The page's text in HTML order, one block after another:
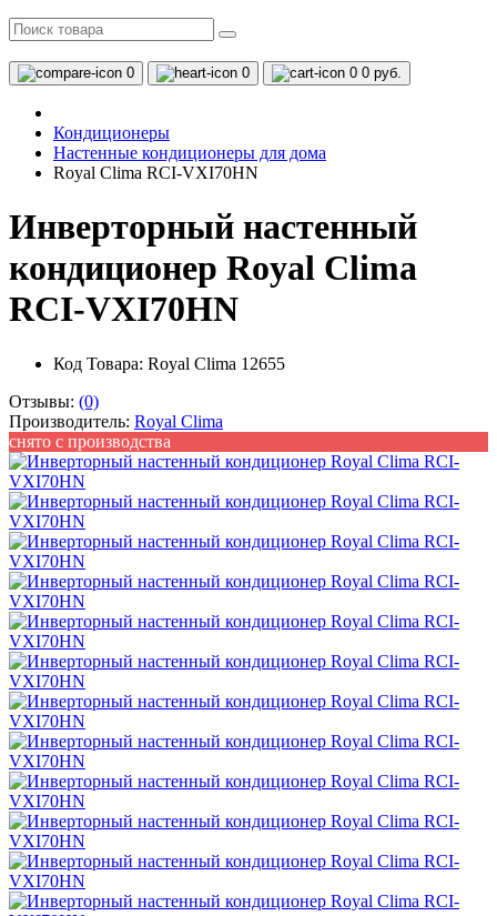
0 0 0 0 руб.
Кондиционеры
Настенные кондиционеры для дома
Royal Clima RCI-VXI70HN
Инверторный настенный
кондиционер Royal Clima
RCI-VXI70HN
Код Товара: Royal Clima 12655
Отзывы: (0)
Производитель: Royal Clima
снято с производства